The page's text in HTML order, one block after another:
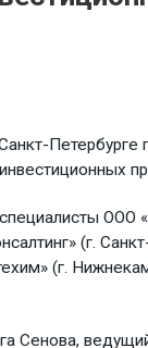
Петербурге
ООО
(г.
(г.
Сенова,